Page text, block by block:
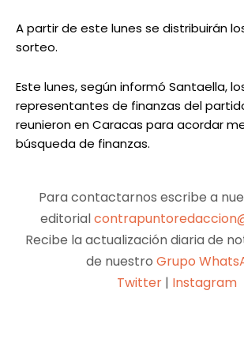
A partir de este lunes se distribuirán
sorteo.
Este lunes, según informó Santaella,
representantes de finanzas del
reunieron en Caracas para acordar
búsqueda de finanzas.
Para contactarnos escribe a
editorial
Recibe la actualización diaria de
de nuestro Grupo
Twitter | Instagram